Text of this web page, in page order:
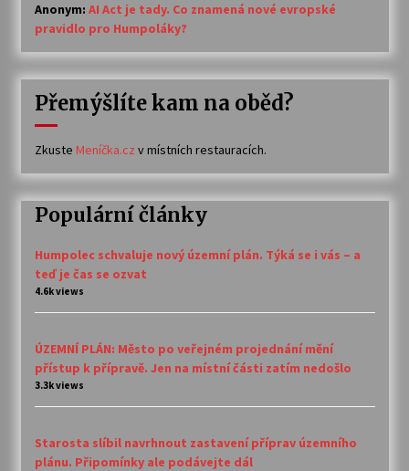
Anonym: AI Act je tady. Co znamená nové evropské
pravidlo pro Humpoláky?
Přemýšlíte kam na oběd?
Zkuste Meníčka.cz v místních restauracích.
Populární články
Humpolec schvaluje nový územní plán. Týká se i vás – a
teď je čas se ozvat
4.6k views
ÚZEMNÍ PLÁN: Město po veřejném projednání mění
přístup k přípravě. Jen na místní části zatím nedošlo
3.3k views
Starosta slíbil navrhnout zastavení příprav územního
plánu. Připomínky ale podávejte dál